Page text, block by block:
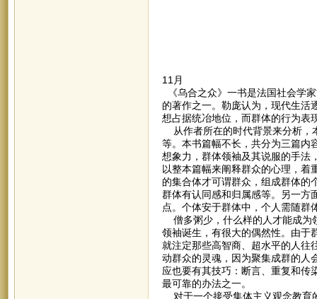
11月
《乌合之众》一书是法国社会学
的著作之一。勒庞认为，现代生活
想占据统冶地位，而群体的行为表
从作者所在的时代背景来分析，
等。本书篇幅不长，共分为三篇内
想象力，群体领袖及其说服的手法
以整本篇幅来阐释群众的心理，着
的集合体才可谓群众，组成群体的
群体有认同感和归属感等。另一方
点。个体安于群体中，个人需随群
僧多粥少，什么样的人才能成为
领袖诞生，有很大的偶然性。由于
就注定那些高智商、超水平的人往
动群众的灵魂，因为聚集成群的人
应也要有其技巧：断言、重复和传
最可靠的办法之一。
对于一个接受集体主义观念教育